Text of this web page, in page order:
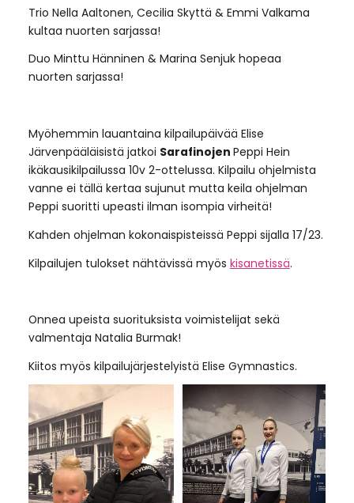
Trio Nella Aaltonen, Cecilia Skyttä & Emmi Valkama
kultaa nuorten sarjassa!
Duo Minttu Hänninen & Marina Senjuk hopeaa
nuorten sarjassa!
Myöhemmin lauantaina kilpailupäivää Elise
Järvenpääläisistä jatkoi Sarafinojen Peppi Hein
ikäkausikilpailussa 10v 2-ottelussa. Kilpailu ohjelmista
vanne ei tällä kertaa sujunut mutta keila ohjelman
Peppi suoritti upeasti ilman isompia virheitä!
Kahden ohjelman kokonaispisteissä Peppi sijalla 17/23.
Kilpailujen tulokset nähtävissä myös kisanetissä.
Onnea upeista suorituksista voimistelijat sekä
valmentaja Natalia Burmak!
Kiitos myös kilpailujärjestelyistä Elise Gymnastics.